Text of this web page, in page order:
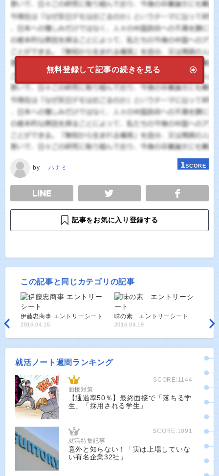
無料登録して記事の続きを見る
by ハナミ 1SCORE
TWEET
記事をお気に入り登録する
この記事と同じカテゴリの記事
伊藤忠商事 エントリーシート
2016.04.15
味の素 エントリーシート
2016.04.19
就活ノート週間ランキング
SCORE:1144
面接対策
【通過率50％】最終面接で「落ちる学
生」「採用される学生」
SCORE:1091
就活特集記事
意外と知らない！「実は上場していな
い有名企業32社」